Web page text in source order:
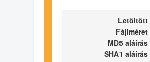
Letöltött
Fájlméret
MD5 aláírás
SHA1 aláírás